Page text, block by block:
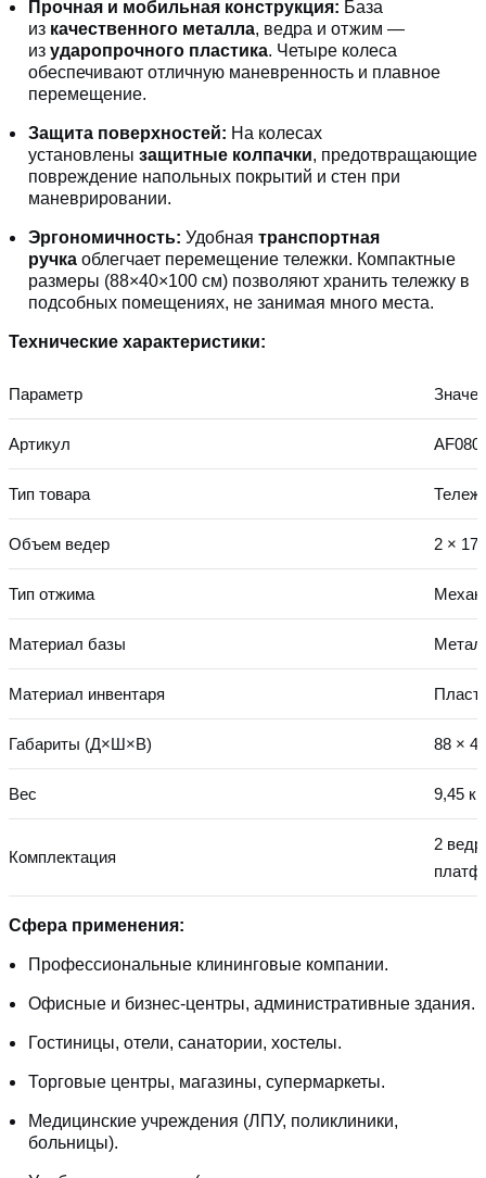
Прочная и мобильная конструкция: База
из качественного металла, ведра и отжим —
из ударопрочного пластика. Четыре колеса
обеспечивают отличную маневренность и плавное
перемещение.
Защита поверхностей: На колесах
установлены защитные колпачки, предотвращающие
повреждение напольных покрытий и стен при
маневрировании.
Эргономичность: Удобная транспортная
ручка облегчает перемещение тележки. Компактные
размеры (88×40×100 см) позволяют хранить тележку в
подсобных помещениях, не занимая много места.
Технические характеристики:
Параметр
Артикул
Тип товара
Объем ведер 2 × 17
Тип отжима
Материал базы
Материал инвентаря
Габариты (Д×Ш×В) 88 ×
Вес 9,45 кг
Комплектация
2
Сфера применения:
Профессиональные клининговые компании.
Офисные и бизнес-центры, административные здания.
Гостиницы, отели, санатории, хостелы.
Торговые центры, магазины, супермаркеты.
Медицинские учреждения (ЛПУ, поликлиники,
больницы).